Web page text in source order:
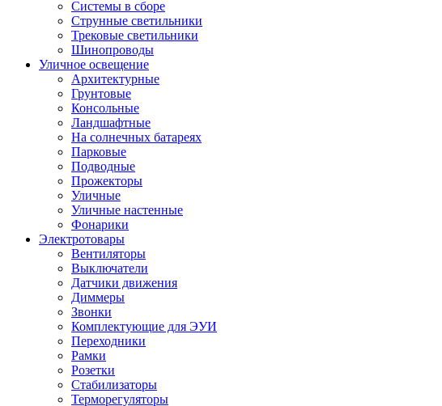
Системы в сборе
Струнные светильники
Трековые светильники
Шинопроводы
Уличное освещение
Архитектурные
Грунтовые
Консольные
Ландшафтные
На солнечных батареях
Парковые
Подводные
Прожекторы
Уличные
Уличные настенные
Фонарики
Электротовары
Вентиляторы
Выключатели
Датчики движения
Диммеры
Звонки
Комплектующие для ЭУИ
Переходники
Рамки
Розетки
Стабилизаторы
Терморегуляторы